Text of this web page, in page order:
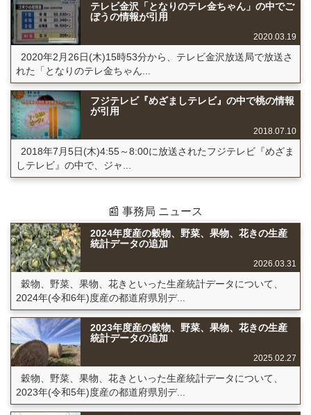
テレビ金沢「となりのテレ金ちゃん」の中でご
ぼうの情報が引用
2020.03.19
2020年2月26日(木)15時53分から、テレビ金沢放送局で放送さ
れた「となりのテレ金ちゃん...
フジテレビ『めざましテレビ』の中で桃の情報
が引用
2018.07.10
2018年7月5日(木)4:55～8:00に放送されたフジテレビ『めざま
しテレビ』の中で、ジャ...
📰 事務局 ニュース
2024年度産の穀物、野菜、果物、花きの生産
統計データの追加
2026.03.31
穀物、野菜、果物、花きといった生産統計データについて、
2024年(令和6年)度産の都道府県別デ...
2023年度産の穀物、野菜、果物、花きの生産
統計データの追加
2025.02.27
穀物、野菜、果物、花きといった生産統計データについて、
2023年(令和5年)度産の都道府県別デ...